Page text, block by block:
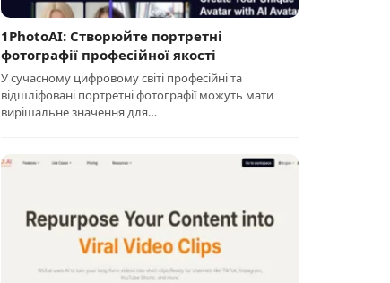
1PhotoAI: Створюйте портретні
фотографії професійної якості
У сучасному цифровому світі професійні та
відшліфовані портретні фотографії можуть мати
вирішальне значення для…